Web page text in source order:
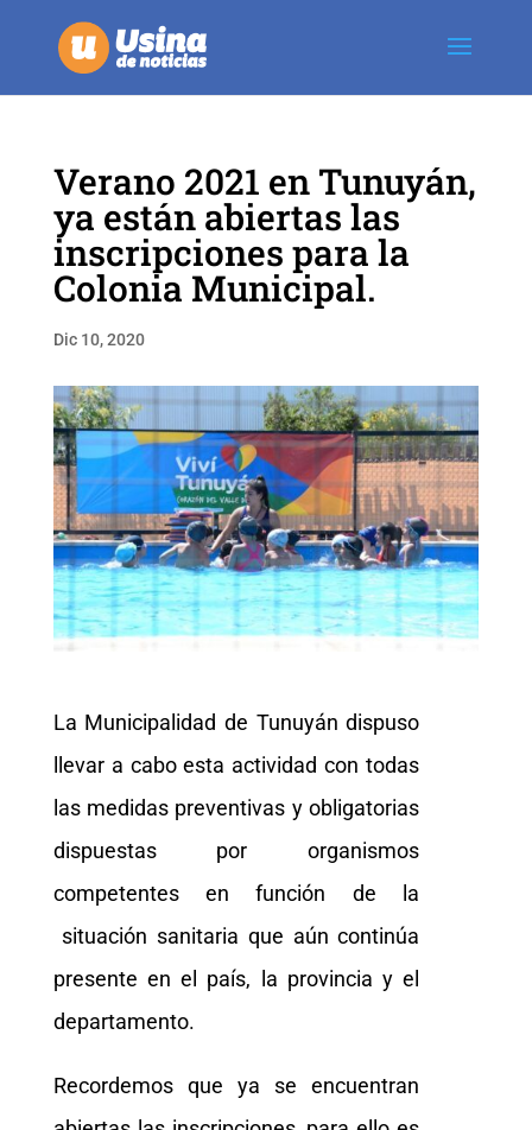
Verano 2021 en Tunuyán,
ya están abiertas las
inscripciones para la
Colonia Municipal.
Dic 10, 2020
La Municipalidad de Tunuyán dispuso
llevar a cabo esta actividad con todas
las medidas preventivas y obligatorias
dispuestas por organismos
competentes en función de la
situación sanitaria que aún continúa
presente en el país, la provincia y el
departamento.
Recordemos que ya se encuentran